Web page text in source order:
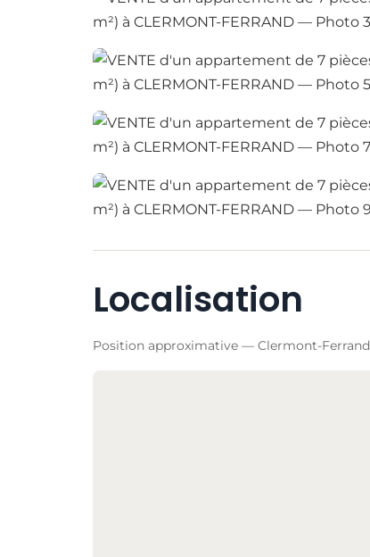
Localisation
Position approximative — Clermont-Ferrand